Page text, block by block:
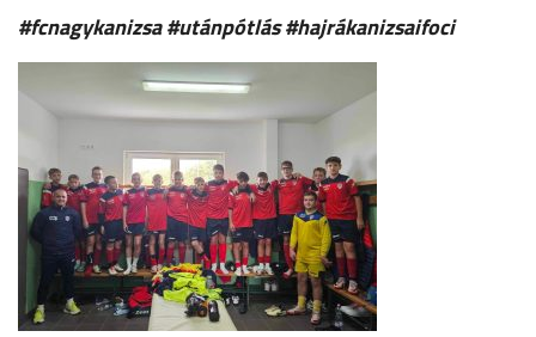
#fcnagykanizsa #utánpótlás #hajrákanizsaifoci